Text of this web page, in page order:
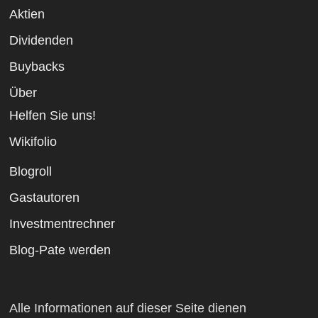
Aktien
Dividenden
Buybacks
Über
Helfen Sie uns!
Wikifolio
Blogroll
Gastautoren
Investmentrechner
Blog-Pate werden
Alle Informationen auf dieser Seite dienen